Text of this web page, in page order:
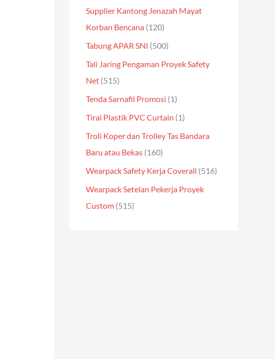
Supplier Kantong Jenazah Mayat
Korban Bencana (120)
Tabung APAR SNI (500)
Tali Jaring Pengaman Proyek Safety
Net (515)
Tenda Sarnafil Promosi (1)
Tirai Plastik PVC Curtain (1)
Troli Koper dan Trolley Tas Bandara
Baru atau Bekas (160)
Wearpack Safety Kerja Coverall (516)
Wearpack Setelan Pekerja Proyek
Custom (515)